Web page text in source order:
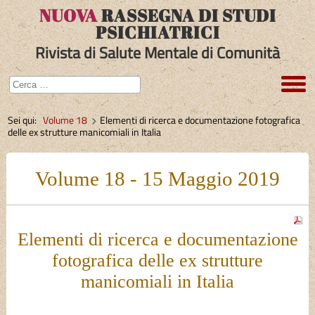
NUOVARASSEGNA DI STUDI
PSICHIATRICI
Rivista di Salute Mentale di Comunità
Sei qui:Volume 18
Elementi di ricerca e documentazione fotografica
delle ex strutture manicomiali in Italia
Volume 18 - 15 Maggio 2019
Elementi di ricerca e documentazione
fotografica delle ex strutture
manicomiali in Italia